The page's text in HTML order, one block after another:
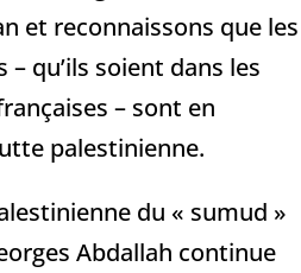
et reconnaissons que les
qu’ils soient dans les
– sont en
palestinienne.
du « sumud »
Abdallah continue